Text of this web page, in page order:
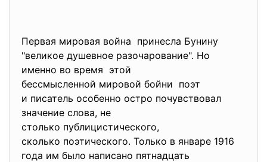
Первая мировая война принесла Бунину
"великое душевное разочарование". Но
именно во время этой
бессмысленной мировой бойни поэт
и писатель особенно остро почувствовал
значение слова, не
столько публицистического,
сколько поэтического. Только в январе 1916
года им было написано пятнадцать